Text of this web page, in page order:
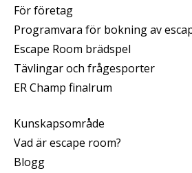
För företag
Programvara för bokning av
Escape Room brädspel
Tävlingar och frågesporter
ER Champ finalrum
Kunskapsområde
Vad är escape room?
Blogg